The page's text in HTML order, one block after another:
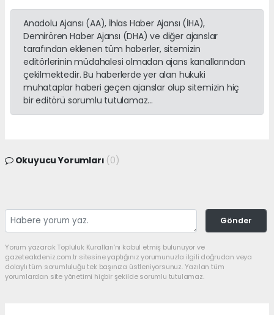
Anadolu Ajansı (AA), İhlas Haber Ajansı (İHA),
Demirören Haber Ajansı (DHA) ve diğer ajanslar
tarafından eklenen tüm haberler, sitemizin
editörlerinin müdahalesi olmadan ajans kanallarından
çekilmektedir. Bu haberlerde yer alan hukuki
muhataplar haberi geçen ajanslar olup sitemizin hiç
bir editörü sorumlu tutulamaz...
Okuyucu Yorumları (0)
Gönder
Yorum yazarak Topluluk Kuralları’nı kabul etmiş bulunuyor ve
gazeteakdeniz.com.tr sitesine yaptığınız yorumunuzla ilgili doğrudan veya
dolaylı tüm sorumluluğu tek başınıza üstleniyorsunuz. Yazılan tüm
yorumlardan site yönetimi hiçbir şekilde sorumlu tutulamaz.